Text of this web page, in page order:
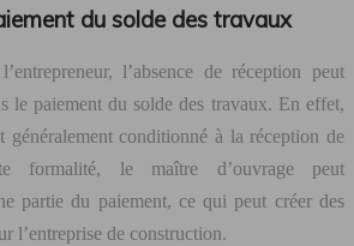
du solde des travaux
l’absence de réception peut
le paiement du solde des travaux. En effet,
généralement conditionné à la réception de
formalité, le maître d’ouvrage peut
partie du paiement, ce qui peut créer des
l’entreprise de construction.